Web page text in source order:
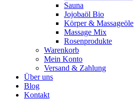
Sauna
Jojobaöl Bio
Körper & Massageöle
Massage Mix
Rosenprodukte
Warenkorb
Mein Konto
Versand & Zahlung
Über uns
Blog
Kontakt